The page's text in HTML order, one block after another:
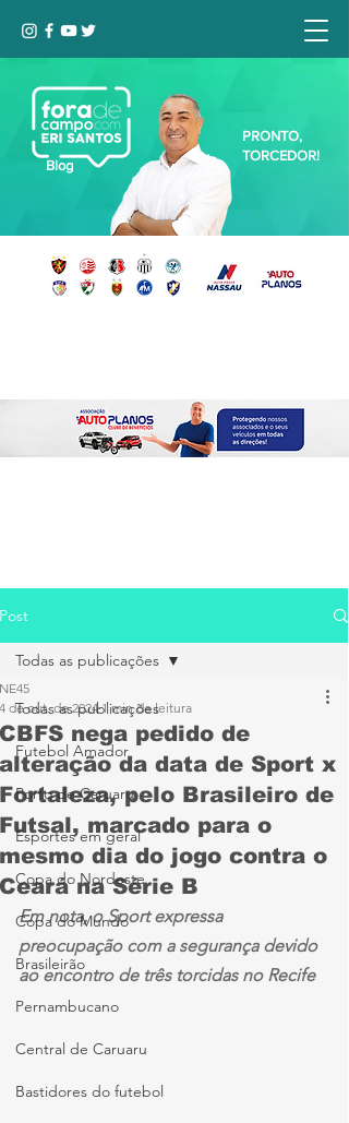
Blog
PRONTO,
TORCEDOR!
Post
Todas as publicações
Futebol Amador
Porto de Caruaru
Esportes em geral
Copa do Nordeste
Copa do Mundo
Brasileirão
Pernambucano
Central de Caruaru
Bastidores do futebol
Todas as publicações
CBFS nega pedido de
alteração da data de Sport x
Fortaleza, pelo Brasileiro de
Futsal, marcado para o
mesmo dia do jogo contra o
Ceará na Série B
NE45
4 de out. de 2024 1 min de leitura
Em nota, o Sport expressa
preocupação com a segurança devido
ao encontro de três torcidas no Recife